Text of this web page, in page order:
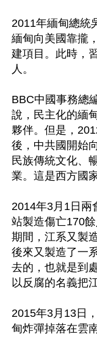
2011年緬甸總統
緬甸向美國靠攏
建項目。此時，
人。
BBC中國事務總
說，民主化的緬
夥伴。但是，
後，中共國開始
民族傳統文化、
業。這是西方國
2014年3月1日兩
站製造傷亡170
期間，江系又製
後來又製造了一
去的，也就是到
以反腐的名義把
2015年3月13日
甸炸彈掉落在雲